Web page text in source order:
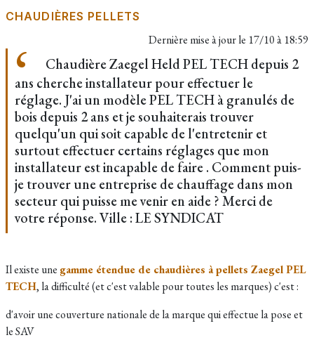
CHAUDIÈRES PELLETS
Dernière mise à jour le 17/10 à 18:59
Chaudière Zaegel Held PEL TECH depuis 2
ans cherche installateur pour effectuer le
réglage. J'ai un modèle PEL TECH à granulés de
bois depuis 2 ans et je souhaiterais trouver
quelqu'un qui soit capable de l'entretenir et
surtout effectuer certains réglages que mon
installateur est incapable de faire . Comment puis-
je trouver une entreprise de chauffage dans mon
secteur qui puisse me venir en aide ? Merci de
votre réponse. Ville : LE SYNDICAT
Il existe une gamme étendue de chaudières à pellets Zaegel PEL
TECH, la difficulté (et c'est valable pour toutes les marques) c'est :
d'avoir une couverture nationale de la marque qui effectue la pose et
le SAV